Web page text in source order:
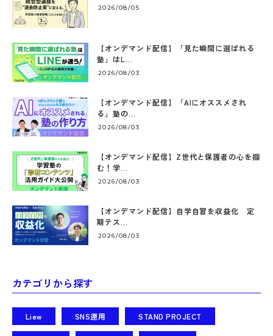
2026/08/05
【オンデマンド配信】「見た瞬間に選ばれる
塾」はL...
2026/08/03
【オンデマンド配信】「AIにオススメされ
る」塾の...
2026/08/03
【オンデマンド配信】Z世代と保護者の心を掴
む！学...
2026/08/03
【オンデマンド配信】自学自習を収益化 定
期テス...
2026/08/03
カテゴリから探す
Liew SNS運用 STAND PROJECT